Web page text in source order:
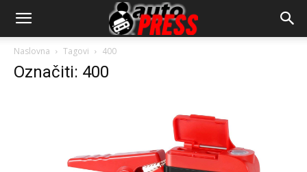
AutopressHR
Naslovna Tagovi 400
Označiti: 400